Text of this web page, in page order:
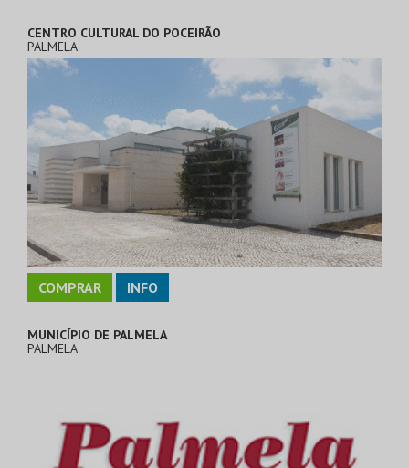
CENTRO CULTURAL DO POCEIRÃO
PALMELA
COMPRAR INFO
MUNICÍPIO DE PALMELA
PALMELA